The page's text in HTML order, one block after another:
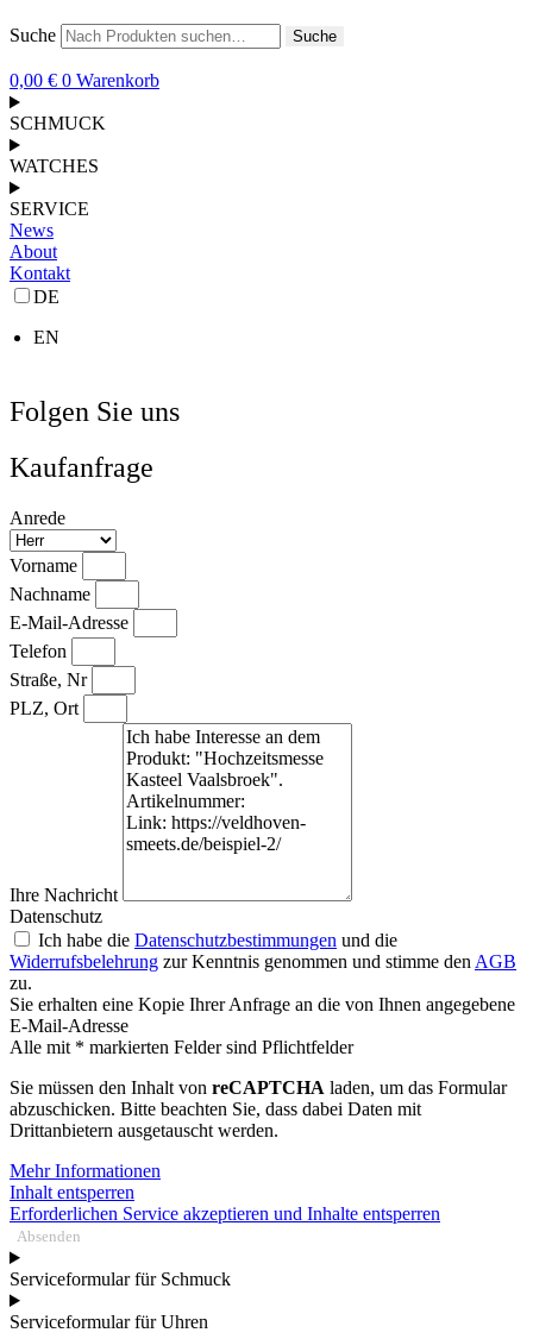
Suche Suche
0,00 € 0 Warenkorb
SCHMUCK
WATCHES
SERVICE
News
About
Kontakt
DE
EN
Folgen Sie uns
Kaufanfrage
Anrede
Vorname
Nachname
E-Mail-Adresse
Telefon
Straße, Nr
PLZ, Ort
Ihre Nachricht
Datenschutz
Ich habe die Datenschutzbestimmungen und die
Widerrufsbelehrung zur Kenntnis genommen und stimme den AGB
zu.
Sie erhalten eine Kopie Ihrer Anfrage an die von Ihnen angegebene
E-Mail-Adresse
Alle mit * markierten Felder sind Pflichtfelder
Sie müssen den Inhalt von reCAPTCHA laden, um das Formular
abzuschicken. Bitte beachten Sie, dass dabei Daten mit
Drittanbietern ausgetauscht werden.
Mehr Informationen
Inhalt entsperren
Erforderlichen Service akzeptieren und Inhalte entsperren
Absenden
Serviceformular für Schmuck
Serviceformular für Uhren